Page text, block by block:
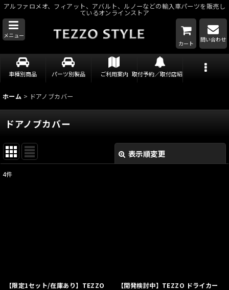
アルファロメオ、フィアット、アバルト、ルノーなどの輸入車パーツを販売し
ているオンラインストア
メニュー
カート
問い合わせ
車種別商品 パーツ別製品 ご利用案内 取付予約／取付店紹介
ホーム > ドアノブカバー
ドアノブカバー
表示順変更
4件
【限定1セット/在庫あり】TEZZO
【開発検討中】TEZZO ドライカー